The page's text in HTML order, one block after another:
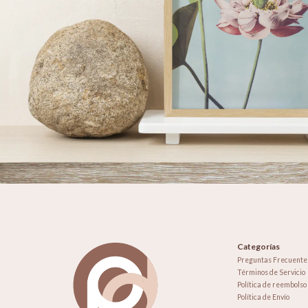
Categorías
Preguntas
Términos de Servicio
Política de reembolso
Política de Envío